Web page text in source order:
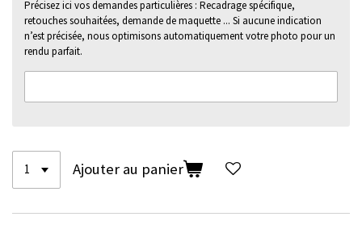
Précisez ici vos demandes particulières : Recadrage spécifique,
retouches souhaitées, demande de maquette ... Si aucune indication
n’est précisée, nous optimisons automatiquement votre photo pour un
rendu parfait.
Ajouter au panier